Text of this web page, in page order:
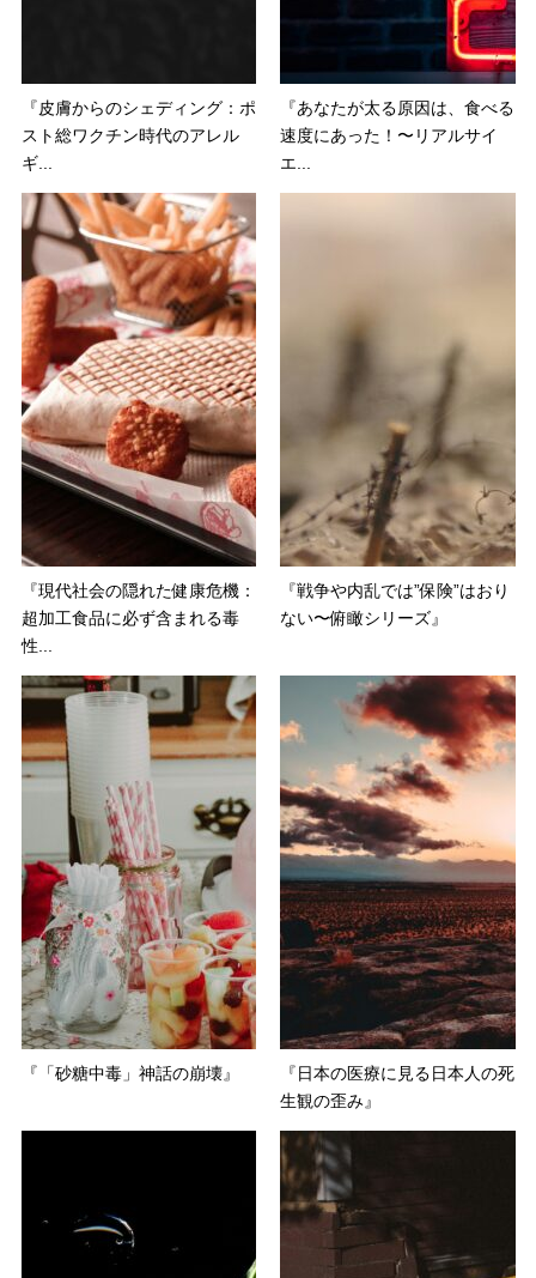
『皮膚からのシェディング：ポ
スト総ワクチン時代のアレル
ギ...
『あなたが太る原因は、食べる
速度にあった！〜リアルサイ
エ...
『現代社会の隠れた健康危機：
超加工食品に必ず含まれる毒
性...
『戦争や内乱では”保険”はおり
ない〜俯瞰シリーズ』
『「砂糖中毒」神話の崩壊』
『日本の医療に見る日本人の死
生観の歪み』